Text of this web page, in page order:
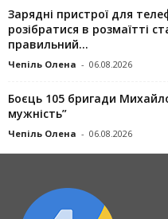
Зарядні пристрої для
розібратися в розмаїтті
правильний...
Чепіль Олена - 06.08.2026
Боєць 105 бригади
мужність”
Чепіль Олена - 06.08.2026